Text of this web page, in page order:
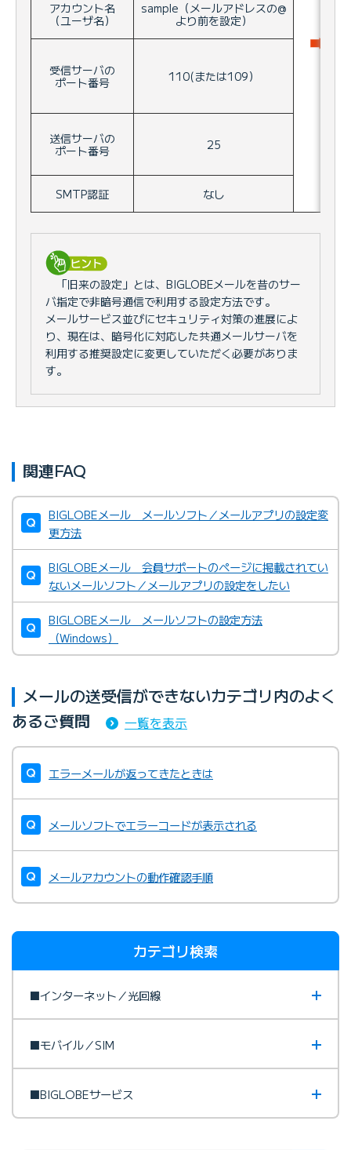
アカウント名
（ユーザ名）
sample（メールアドレスの@
より前を設定）
受信サーバの
ポート番号
110(または109）
送信サーバの
ポート番号
25
SMTP認証 なし
「旧来の設定」とは、BIGLOBEメールを昔のサー
バ指定で非暗号通信で利用する設定方法です。
メールサービス並びにセキュリティ対策の進展によ
り、現在は、暗号化に対応した共通メールサーバを
利用する推奨設定に変更していただく必要がありま
す。
関連FAQ
BIGLOBEメール メールソフト／メールアプリの設定変
更方法
BIGLOBEメール 会員サポートのページに掲載されてい
ないメールソフト／メールアプリの設定をしたい
BIGLOBEメール メールソフトの設定方法
（Windows）
メールの送受信ができないカテゴリ内のよく
あるご質問
一覧を表示
エラーメールが返ってきたときは
メールソフトでエラーコードが表示される
メールアカウントの動作確認手順
カテゴリ検索
■インターネット／光回線
■モバイル／SIM
■BIGLOBEサービス